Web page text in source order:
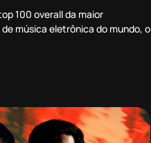
100 overall da maior
música eletrônica do mundo, o